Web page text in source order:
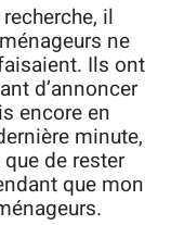
il
ne
Ils ont
d’annoncer
encore en
minute,
que de rester
que mon